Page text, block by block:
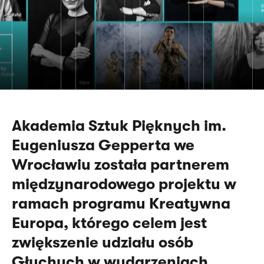
Akademia Sztuk Pięknych im.
Eugeniusza Gepperta we
Wrocławiu została partnerem
międzynarodowego projektu w
ramach programu Kreatywna
Europa, którego celem jest
zwiększenie udziału osób